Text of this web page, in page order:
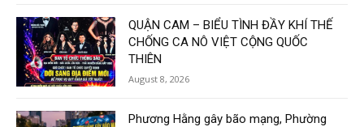
QUẬN CAM – BIỂU TÌNH ĐẦY KHÍ THẾ
CHỐNG CA NÔ VIỆT CỘNG QUỐC
THIÊN
August 8, 2026
Phương Hằng gây bão mạng, Phường